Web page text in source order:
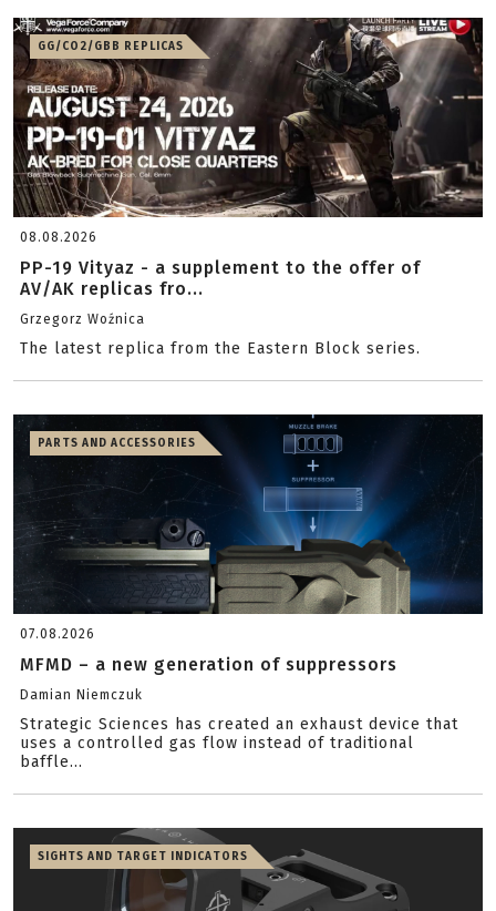
GG/CO2/GBB REPLICAS
08.08.2026
PP-19 Vityaz - a supplement to the offer of
AV/AK replicas fro...
Grzegorz Woźnica
The latest replica from the Eastern Block series.
PARTS AND ACCESSORIES
07.08.2026
MFMD – a new generation of suppressors
Damian Niemczuk
Strategic Sciences has created an exhaust device that
uses a controlled gas flow instead of traditional
baffle...
SIGHTS AND TARGET INDICATORS